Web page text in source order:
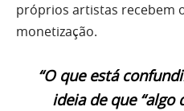
próprios artistas recebem
monetização.
“O que está
ideia de que “algo